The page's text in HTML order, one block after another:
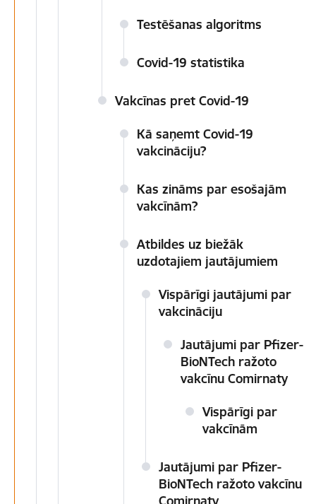
Testēšanas algoritms
Covid-19 statistika
Vakcīnas pret Covid-19
Kā saņemt Covid-19
vakcināciju?
Kas zināms par esošajām
vakcīnām?
Atbildes uz biežāk
uzdotajiem jautājumiem
Vispārīgi jautājumi par
vakcināciju
Jautājumi par Pfizer-
BioNTech ražoto
vakcīnu Comirnaty
Vispārīgi par
vakcīnām
Jautājumi par Pfizer-
BioNTech ražoto vakcīnu